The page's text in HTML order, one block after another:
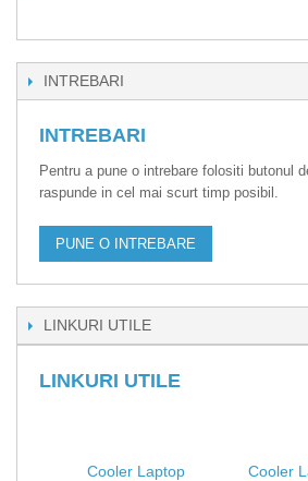
INTREBARI
INTREBARI
Pentru a pune o intrebare folositi butonul
raspunde in cel mai scurt timp posibil.
PUNE O INTREBARE
LINKURI UTILE
LINKURI UTILE
Cooler Laptop Cooler